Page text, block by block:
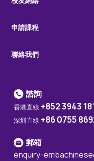
申請課程
聯絡我們
諮詢
香港直線 +852 3943
深圳直線 +86 0755
郵箱
enquiry-